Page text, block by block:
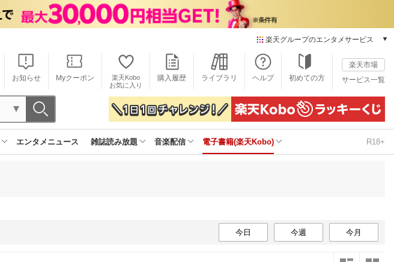
楽天グループのエンタメサービス
本/ゲーム/CD/DVD
楽天ブックス
電子書籍
楽天Kobo
雑誌読み放題
楽天ミュージック
無料テレビ
Rチャンネル
お知らせ Myクーポン
楽天Kobo
お気に入り
購入履歴 ライブラリ ヘルプ 初めての方
楽天市場
サービス一覧
エンタメニュース 雑誌読み放題 音楽配信 電子書籍(楽天Kobo) R18+
今日 今週 今月